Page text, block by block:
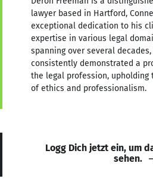
lawyer based in Hartford,
exceptional dedication to his
expertise in various legal
spanning over several decades,
consistently demonstrated a
the legal profession, upholding
of ethics and professionalism.
Logg Dich jetzt ein, um
sehen.